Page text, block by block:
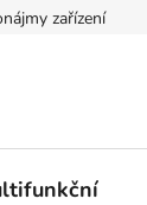
zařízení